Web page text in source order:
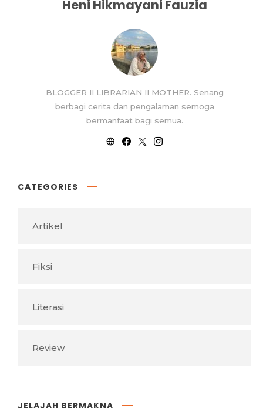
Heni Hikmayani Fauzia
BLOGGER II LIBRARIAN II MOTHER. Senang
berbagi cerita dan pengalaman semoga
bermanfaat bagi semua.
CATEGORIES
Artikel
Fiksi
Literasi
Review
JELAJAH BERMAKNA